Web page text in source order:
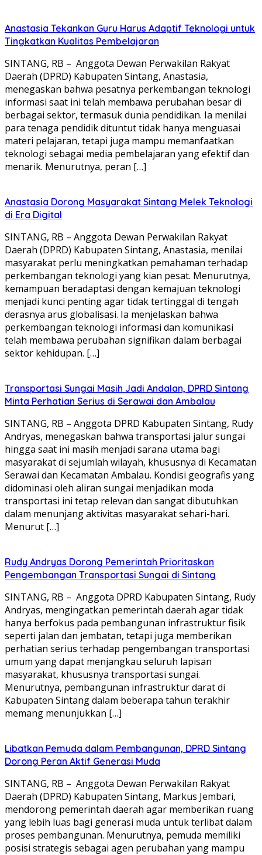
Anastasia Tekankan Guru Harus Adaptif Teknologi untuk
Tingkatkan Kualitas Pembelajaran
SINTANG, RB – Anggota Dewan Perwakilan Rakyat
Daerah (DPRD) Kabupaten Sintang, Anastasia,
menegaskan bahwa pesatnya perkembangan teknologi
informasi saat ini telah membawa perubahan besar di
berbagai sektor, termasuk dunia pendidikan. Ia menilai
para tenaga pendidik dituntut tidak hanya menguasai
materi pelajaran, tetapi juga mampu memanfaatkan
teknologi sebagai media pembelajaran yang efektif dan
menarik. Menurutnya, peran […]
Anastasia Dorong Masyarakat Sintang Melek Teknologi
di Era Digital
SINTANG, RB – Anggota Dewan Perwakilan Rakyat
Daerah (DPRD) Kabupaten Sintang, Anastasia, menilai
masyarakat perlu meningkatkan pemahaman terhadap
perkembangan teknologi yang kian pesat. Menurutnya,
kemampuan beradaptasi dengan kemajuan teknologi
menjadi kunci penting agar tidak tertinggal di tengah
derasnya arus globalisasi. Ia menjelaskan bahwa
perkembangan teknologi informasi dan komunikasi
telah membawa perubahan signifikan dalam berbagai
sektor kehidupan. […]
Transportasi Sungai Masih Jadi Andalan, DPRD Sintang
Minta Perhatian Serius di Serawai dan Ambalau
SINTANG, RB – Anggota DPRD Kabupaten Sintang, Rudy
Andryas, menegaskan bahwa transportasi jalur sungai
hingga saat ini masih menjadi sarana utama bagi
masyarakat di sejumlah wilayah, khususnya di Kecamatan
Serawai dan Kecamatan Ambalau. Kondisi geografis yang
didominasi oleh aliran sungai menjadikan moda
transportasi ini tetap relevan dan sangat dibutuhkan
dalam menunjang aktivitas masyarakat sehari-hari.
Menurut […]
Rudy Andryas Dorong Pemerintah Prioritaskan
Pengembangan Transportasi Sungai di Sintang
SINTANG, RB – Anggota DPRD Kabupaten Sintang, Rudy
Andryas, mengingatkan pemerintah daerah agar tidak
hanya berfokus pada pembangunan infrastruktur fisik
seperti jalan dan jembatan, tetapi juga memberikan
perhatian serius terhadap pengembangan transportasi
umum yang dapat menjangkau seluruh lapisan
masyarakat, khususnya transportasi sungai.
Menurutnya, pembangunan infrastruktur darat di
Kabupaten Sintang dalam beberapa tahun terakhir
memang menunjukkan […]
Libatkan Pemuda dalam Pembangunan, DPRD Sintang
Dorong Peran Aktif Generasi Muda
SINTANG, RB – Anggota Dewan Perwakilan Rakyat
Daerah (DPRD) Kabupaten Sintang, Markus Jembari,
mendorong pemerintah daerah agar memberikan ruang
yang lebih luas bagi generasi muda untuk terlibat dalam
proses pembangunan. Menurutnya, pemuda memiliki
posisi strategis sebagai agen perubahan yang mampu